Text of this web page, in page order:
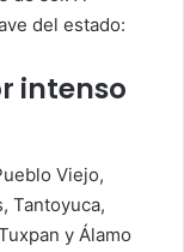
del estado:
intenso
Viejo,
Tantoyuca,
y Álamo